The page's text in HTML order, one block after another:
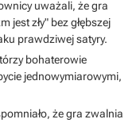
uważali, że gra
jest zły" bez głębszej
prawdziwej satyry.
bohaterowie
jednowymiarowymi,
że gra zwalnia